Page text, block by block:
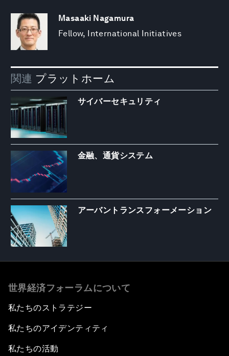
Masaaki Nagamura
Fellow, International Initiatives
関連 プラットホーム
サイバーセキュリティ
金融、通貨システム
アーバントランスフォーメーション
世界経済フォーラムについて
私たちのストラテジー
私たちのアイデンティティ
私たちの活動